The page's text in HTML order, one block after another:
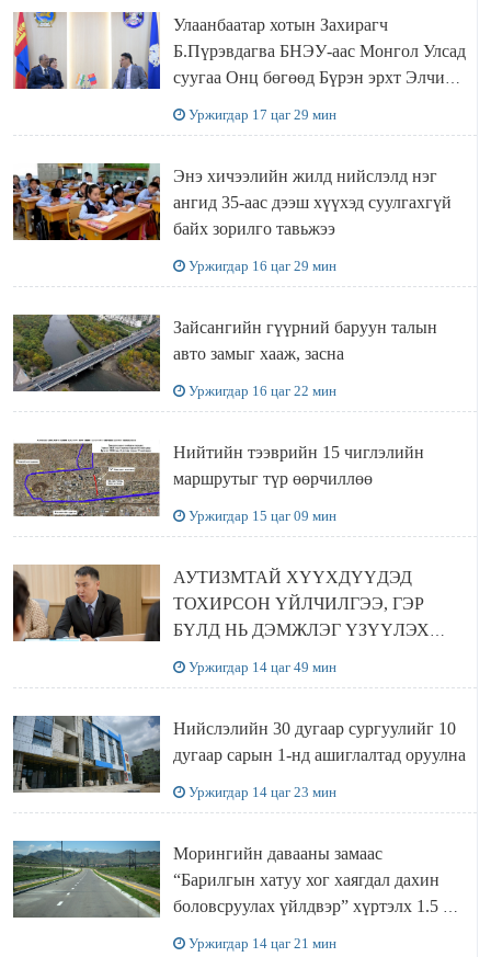
Улаанбаатар хотын Захирагч
Б.Пүрэвдагва БНЭУ-аас Монгол Улсад
суугаа Онц бөгөөд Бүрэн эрхт Элчин
Уржигдар 17 цаг 29 мин
Энэ хичээлийн жилд нийслэлд нэг
ангид 35-аас дээш хүүхэд суулгахгүй
байх зорилго тавьжээ
Уржигдар 16 цаг 29 мин
Зайсангийн гүүрний баруун талын
авто замыг хааж, засна
Уржигдар 16 цаг 22 мин
Нийтийн тээврийн 15 чиглэлийн
маршрутыг түр өөрчиллөө
Уржигдар 15 цаг 09 мин
АУТИЗМТАЙ ХҮҮХДҮҮДЭД
ТОХИРСОН ҮЙЛЧИЛГЭЭ, ГЭР
БҮЛД НЬ ДЭМЖЛЭГ ҮЗҮҮЛЭХ
Уржигдар 14 цаг 49 мин
Нийслэлийн 30 дугаар сургуулийг 10
дугаар сарын 1-нд ашиглалтад оруулна
Уржигдар 14 цаг 23 мин
Морингийн давааны замаас
“Барилгын хатуу хог хаягдал дахин
боловсруулах үйлдвэр” хүртэлх 1.5 км
Уржигдар 14 цаг 21 мин